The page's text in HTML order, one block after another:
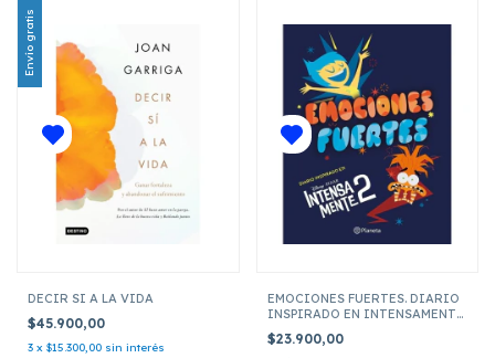
Envío gratis
DECIR SI A LA VIDA
$45.900,00
3 x $15.300,00 sin interés
EMOCIONES FUERTES. DIARIO
INSPIRADO EN INTENSAMENTE
$23.900,00